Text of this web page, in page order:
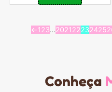
←123…202122232425
Conheça